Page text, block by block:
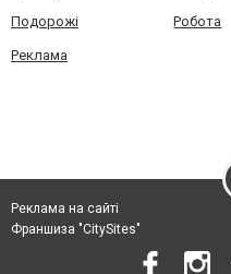
Подорожі Робота
Реклама
Реклама на сайті
Франшиза "CitySites"